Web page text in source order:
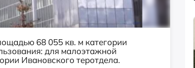
68 055 кв. м категории
для малоэтажной
Ивановского теротдела.